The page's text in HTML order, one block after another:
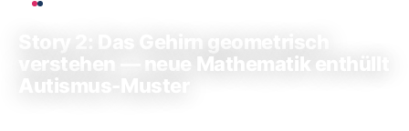
Story 2: Das Gehirn geometrisch
verstehen — neue Mathematik enthüllt
Autismus-Muster